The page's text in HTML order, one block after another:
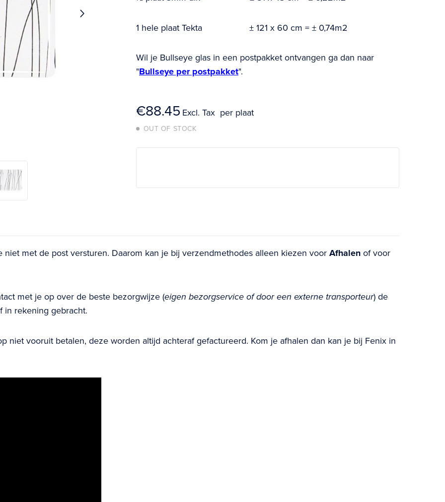
1 hele plaat Tekta ± 121 x 60 cm = ± 0,74m2
Wil je Bullseye glas in een postpakket ontvangen ga dan naar
"Bullseye per postpakket".
OUT OF STOCK
€88.45 per plaat
met de post versturen. Daarom kan je bij verzendmethodes alleen kiezen voor Afhalen of voor
met je op over de beste bezorgwijze (eigen bezorgservice of door een externe transporteur) de
in rekening gebracht.
niet vooruit betalen, deze worden altijd achteraf gefactureerd. Kom je afhalen dan kan je bij Fenix in